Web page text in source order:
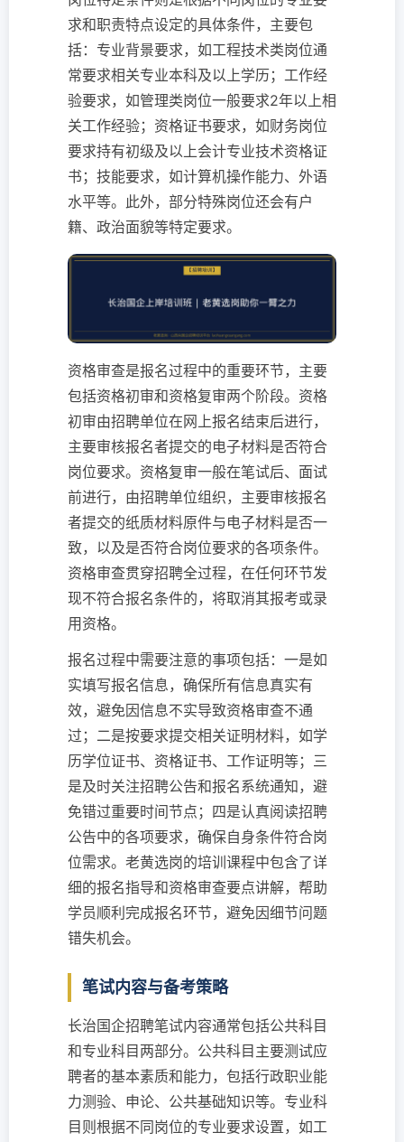
求和职责特点设定的具体条件，主要包
括：专业背景要求，如工程技术类岗位通
常要求相关专业本科及以上学历；工作经
验要求，如管理类岗位一般要求2年以上相
关工作经验；资格证书要求，如财务岗位
要求持有初级及以上会计专业技术资格证
书；技能要求，如计算机操作能力、外语
水平等。此外，部分特殊岗位还会有户
籍、政治面貌等特定要求。
资格审查是报名过程中的重要环节，主要
包括资格初审和资格复审两个阶段。资格
初审由招聘单位在网上报名结束后进行，
主要审核报名者提交的电子材料是否符合
岗位要求。资格复审一般在笔试后、面试
前进行，由招聘单位组织，主要审核报名
者提交的纸质材料原件与电子材料是否一
致，以及是否符合岗位要求的各项条件。
资格审查贯穿招聘全过程，在任何环节发
现不符合报名条件的，将取消其报考或录
用资格。
报名过程中需要注意的事项包括：一是如
实填写报名信息，确保所有信息真实有
效，避免因信息不实导致资格审查不通
过；二是按要求提交相关证明材料，如学
历学位证书、资格证书、工作证明等；三
是及时关注招聘公告和报名系统通知，避
免错过重要时间节点；四是认真阅读招聘
公告中的各项要求，确保自身条件符合岗
位需求。老黄选岗的培训课程中包含了详
细的报名指导和资格审查要点讲解，帮助
学员顺利完成报名环节，避免因细节问题
错失机会。
笔试内容与备考策略
长治国企招聘笔试内容通常包括公共科目
和专业科目两部分。公共科目主要测试应
聘者的基本素质和能力，包括行政职业能
力测验、申论、公共基础知识等。专业科
目则根据不同岗位的专业要求设置，如工